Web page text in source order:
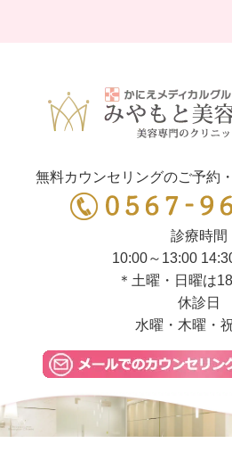
無料カウンセリングのご予約
診療時間
10:00～13:00
＊土曜・日曜は
休診日
水曜・木曜・